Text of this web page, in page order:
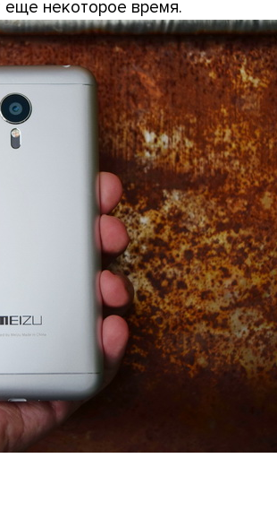
еще некоторое время.